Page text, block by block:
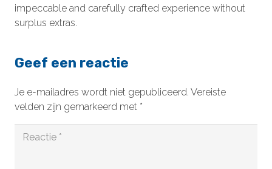
impeccable and carefully crafted experience without
surplus extras.
Geef een reactie
Je e-mailadres wordt niet gepubliceerd. Vereiste
velden zijn gemarkeerd met *